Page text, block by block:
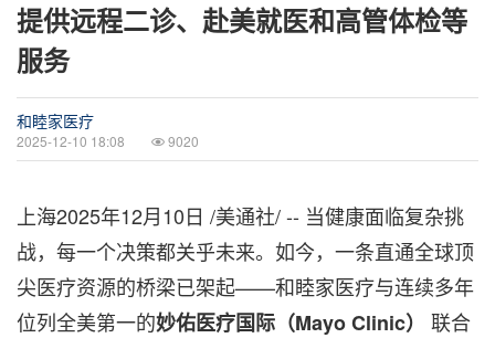
提供远程二诊、赴美就医和高管体检等
服务
和睦家医疗
2025-12-10 18:08 9020
上海2025年12月10日 /美通社/ -- 当健康面临复杂挑
战，每一个决策都关乎未来。如今，一条直通全球顶
尖医疗资源的桥梁已架起——和睦家医疗与连续多年
位列全美第一的妙佑医疗国际（Mayo Clinic）
联合